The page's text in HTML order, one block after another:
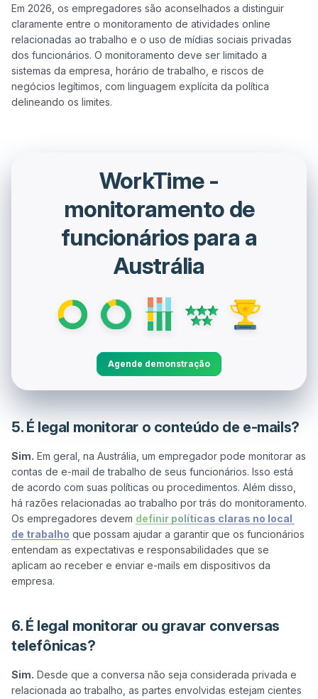
Em 2026, os empregadores são aconselhados a distinguir
claramente entre o monitoramento de atividades online
relacionadas ao trabalho e o uso de mídias sociais privadas
dos funcionários. O monitoramento deve ser limitado a
sistemas da empresa, horário de trabalho, e riscos de
negócios legítimos, com linguagem explícita da política
WorkTime -
monitoramento de
funcionários para a
Austrália
Agende demonstração
5. É legal monitorar o conteúdo de e-mails?
Sim. Em geral, na Austrália, um empregador pode monitorar as
contas de e-mail de trabalho de seus funcionários. Isso está
de acordo com suas políticas ou procedimentos. Além disso,
há razões relacionadas ao trabalho por trás do monitoramento.
Os empregadores devem definir políticas claras no local
de trabalho que possam ajudar a garantir que os funcionários
entendam as expectativas e responsabilidades que se
aplicam ao receber e enviar e-mails em dispositivos da
6. É legal monitorar ou gravar conversas
telefônicas?
Sim. Desde que a conversa não seja considerada privada e
relacionada ao trabalho, as partes envolvidas estejam cientes